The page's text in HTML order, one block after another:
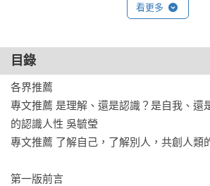
【列名推薦】（依姓氏筆畫排序）
王浩威 精神科醫師、作家
王文秀 國立清華大學教育心理與諮商學系
林惠蓉 臺北市聯合醫院臨床心理組主任
林蕙瑛 東吳大學心理系兼任副教授
陳品皓 臨床心理師
看更多
目錄
各界推薦
專文推薦 是理解、還是認識？是自我、還
的認識人性 吳毓瑩
專文推薦 了解自己，了解別人，共創人類
第一版前言